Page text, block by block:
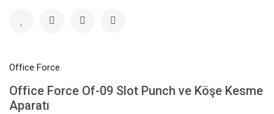
Office Force
Office Force Of-09 Slot Punch ve Köşe Kesme
Aparatı